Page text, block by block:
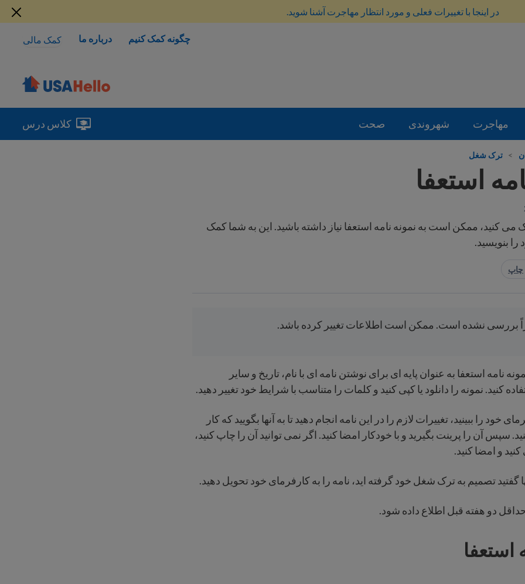
در اینجا با تغییرات فعلی و مورد انتظار مهاجرت آشنا شوید.
چگونه کمک کنیم درباره ما کمک مالی
مهاجرت شهروندی صحت کلاس درس
> ترک شغل
استعفا
می کنید، ممکن است به نمونه نامه استعفا نیاز داشته باشید. این به شما کمک
را بنویسید.
چاپ
بررسی نشده است. ممکن است اطلاعات تغییر کرده باشد.
نامه استعفا به عنوان پایه ای برای نوشتن نامه ای با نام، تاریخ و سایر
کنید. نمونه را دانلود یا کپی کنید و کلمات را متناسب با شرایط خود تغییر دهید.
خود را ببینید، تغییرات لازم را در این نامه انجام دهید تا به آنها بگویید که کار
سپس آن را پرینت بگیرید و با خودکار امضا کنید. اگر نمی توانید آن را چاپ کنید،
و امضا کنید.
گفتید تصمیم به ترک شغل خود گرفته اید، نامه را به کارفرمای خود تحویل دهید.
دو هفته قبل اطلاع داده شود.
استعفا